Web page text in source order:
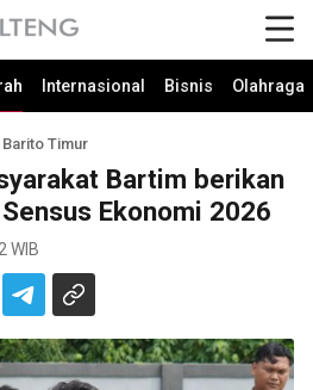
Internasional Bisnis Olahraga
Barito Timur
Bartim berikan
Ekonomi 2026
WIB